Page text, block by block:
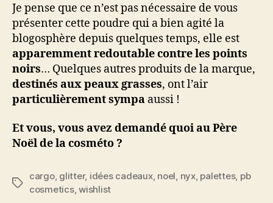
Je pense que ce n’est pas nécessaire de vous
présenter cette poudre qui a bien agité la
blogosphère depuis quelques temps, elle est
apparemment redoutable contre les points
noirs… Quelques autres produits de la marque,
destinés aux peaux grasses, ont l’air
particulièrement sympa aussi !
Et vous, vous avez demandé quoi au Père
Noël de la cosméto ?
Étiquettes
cargo, glitter, idées cadeaux, noel, nyx, palettes, pb
cosmetics,wishlist